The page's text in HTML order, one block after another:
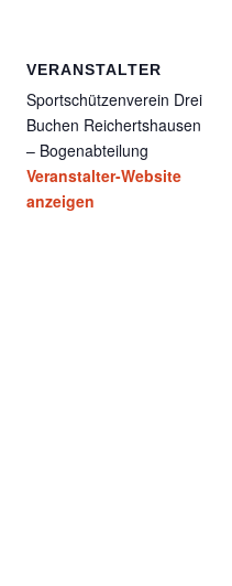
VERANSTALTER
Sportschützenverein Drei
Buchen Reichertshausen
– Bogenabteilung
Veranstalter-Website
anzeigen